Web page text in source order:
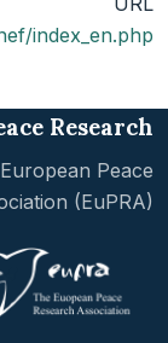
index_en.php
Research
European Peace
(EuPRA)